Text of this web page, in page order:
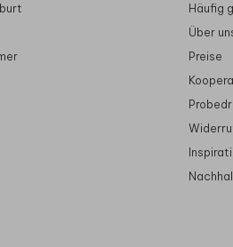
Häufig
Über
Preise